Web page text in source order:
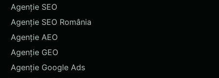
Agenție SEO
Agenție SEO România
Agenție AEO
Agenție GEO
Agenție Google Ads